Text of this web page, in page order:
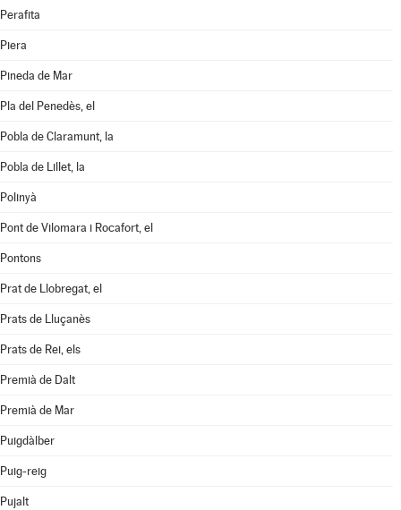
Perafita
Piera
Pineda de Mar
Pla del Penedès, el
Pobla de Claramunt, la
Pobla de Lillet, la
Polinyà
Pont de Vilomara i Rocafort, el
Pontons
Prat de Llobregat, el
Prats de Lluçanès
Prats de Rei, els
Premià de Dalt
Premià de Mar
Puigdàlber
Puig-reig
Pujalt